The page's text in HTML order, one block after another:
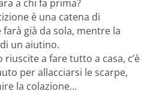
a chi fa prima?
è una catena di
già da sola, mentre la
un aiutino.
a fare tutto a casa, c’è
per allacciarsi le scarpe,
la colazione…